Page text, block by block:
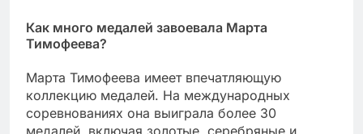
Как много медалей завоевала Марта
Тимофеева?
Марта Тимофеева имеет впечатляющую
коллекцию медалей. На международных
соревнованиях она выиграла более 30